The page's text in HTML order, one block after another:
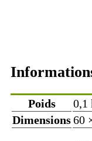
Poids
0,1
Dimensions60